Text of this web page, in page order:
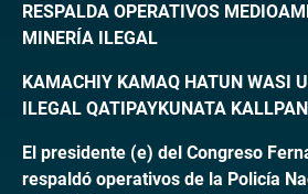
RESPALDA OPERATIVOS
MINERÍA ILEGAL
KAMACHIY KAMAQ HATUN WASI
ILEGAL QATIPAYKUNATA
El presidente (e) del Congreso
respaldó operativos de la Policía